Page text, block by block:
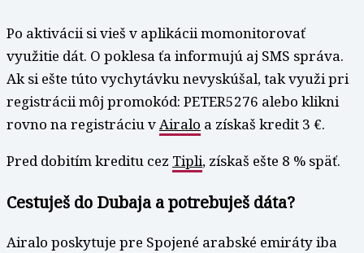
Po aktivácii si vieš v aplikácii momonitorovať
využitie dát. O poklesa ťa informujú aj SMS správa.
Ak si ešte túto vychytávku nevyskúšal, tak využi pri
registrácii môj promokód: PETER5276 alebo klikni
rovno na registráciu vAiralo a získaš kredit 3 €.
Pred dobitím kreditu cez Tipli, získaš ešte 8 % späť.
Cestuješ do Dubaja a potrebuješ dáta?
Airalo poskytuje pre Spojené arabské emiráty iba